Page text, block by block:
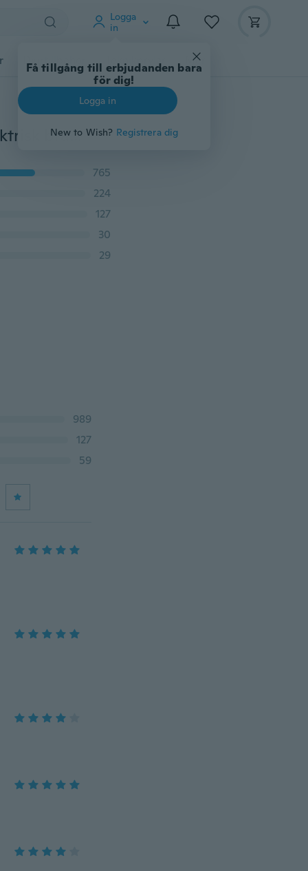
Logga
in
Få tillgång till erbjudanden bara
för dig!
Logga in
New to Wish? Registrera dig
Djurtillbehör Teknikprylar Mer
KLÄDER Torkare Lint Vent Trap Cleaner Borsta gas elektrisk brandförebyggande flaska #
765
224
127
30
29
989
127
59